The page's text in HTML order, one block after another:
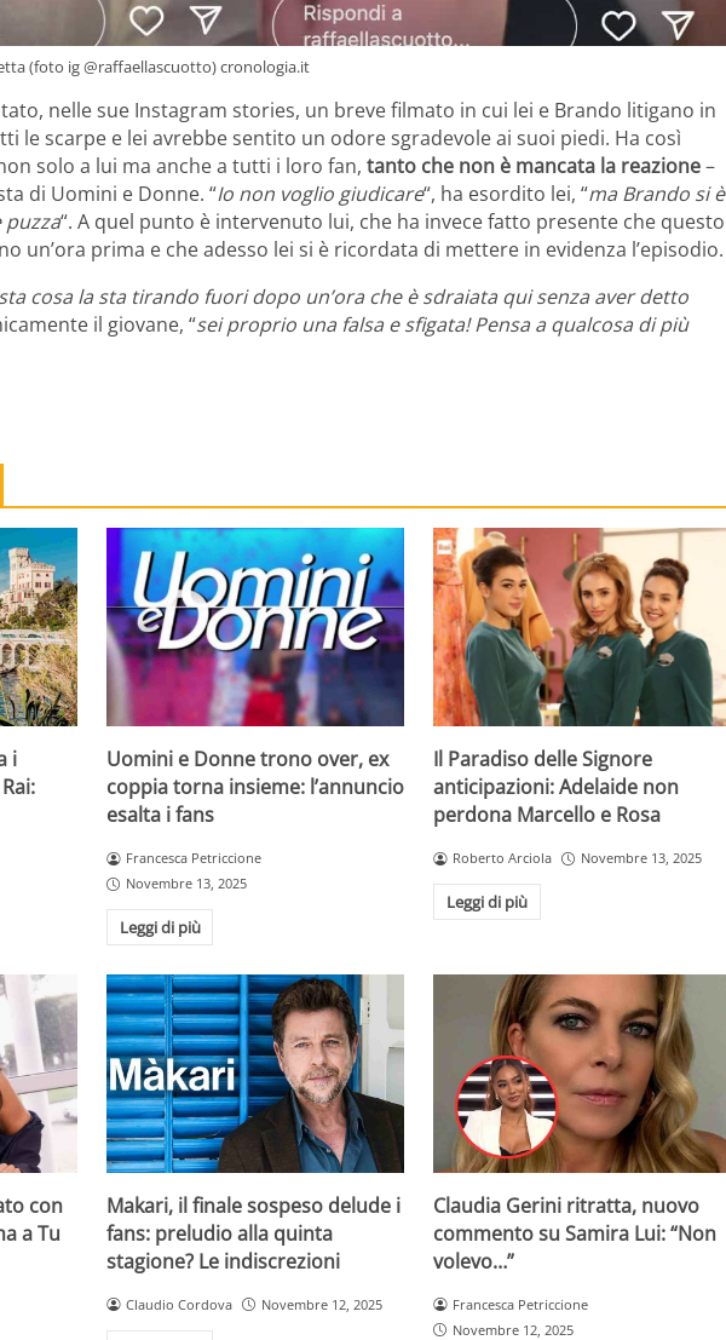
(foto ig @raffaellascuotto) cronologia.it
nelle sue Instagram stories, un breve filmato in cui lei e Brando litigano in
le scarpe e lei avrebbe sentito un odore sgradevole ai suoi piedi. Ha così
solo a lui ma anche a tutti i loro fan, tanto che non è mancata la reazione–
di Uomini e Donne. “Io non voglio giudicare“, ha esordito lei, “ma Brando si è
puzza“. A quel punto è intervenuto lui, che ha invece fatto presente che questo
un’ora prima e che adesso lei si è ricordata di mettere in evidenza l’episodio.
cosa la sta tirando fuori dopo un’ora che è sdraiata qui senza aver detto
il giovane, “sei proprio una falsa e sfigata! Pensa a qualcosa di più
i
Uomini e Donne trono over, ex
coppia torna insieme: l’annuncio
esalta i fans
Francesca Petriccione
Novembre 13, 2025
Leggi di più
Il Paradiso delle Signore
anticipazioni: Adelaide non
perdona Marcello e Rosa
Roberto Arciola Novembre 13, 2025
Leggi di più
con
a Tu
Makari, il finale sospeso delude i
fans: preludio alla quinta
stagione? Le indiscrezioni
Claudio Cordova Novembre 12, 2025
Claudia Gerini ritratta, nuovo
commento su Samira Lui: “Non
volevo…”
Francesca Petriccione
Novembre 12, 2025